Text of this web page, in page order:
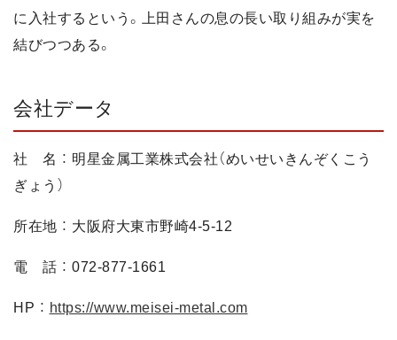
に入社するという。上田さんの息の長い取り組みが実を
結びつつある。
会社データ
社 名 ： 明星金属工業株式会社（めいせいきんぞくこう
ぎょう）
所在地 ： 大阪府大東市野崎4-5-12
電 話 ： 072-877-1661
HP ： https://www.meisei-metal.com